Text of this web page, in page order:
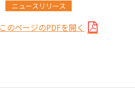
ニュースリリース
このページのPDFを開く